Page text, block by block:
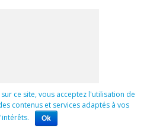
ce site, vous acceptez l'utilisation de
contenus et services adaptés à vos
Ok